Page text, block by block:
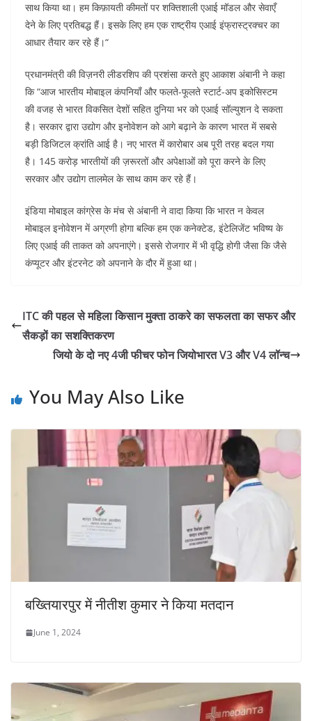
साथ किया था। हम किफ़ायती कीमतों पर शक्तिशाली एआई मॉडल और सेवाएँ
देने के लिए प्रतिबद्ध हैं। इसके लिए हम एक राष्ट्रीय एआई इंफ्रास्ट्रक्चर का
आधार तैयार कर रहे हैं।“
प्रधानमंत्री की विज़नरी लीडरशिप की प्रशंसा करते हुए आकाश अंबानी ने कहा
कि “आज भारतीय मोबाइल कंपनियाँ और फलते-फूलते स्टार्ट-अप इकोसिस्टम
की वजह से भारत विकसित देशों सहित दुनिया भर को एआई सॉल्युशन दे सकता
है। सरकार द्वारा उद्योग और इनोवेशन को आगे बढ़ाने के कारण भारत में सबसे
बड़ी डिजिटल क्रांति आई है। नए भारत में कारोबार अब पूरी तरह बदल गया
है। 145 करोड़ भारतीयों की ज़रूरतों और अपेक्षाओं को पूरा करने के लिए
सरकार और उद्योग तालमेल के साथ काम कर रहे हैं।
इंडिया मोबाइल कांग्रेस के मंच से अंबानी ने वादा किया कि भारत न केवल
मोबाइल इनोवेशन में अग्रणी होगा बल्कि हम एक कनेक्टेड, इंटेलिजेंट भविष्य के
लिए एआई की ताकत को अपनाएंगे। इससे रोजगार में भी वृद्धि होगी जैसा कि जैसे
कंप्यूटर और इंटरनेट को अपनाने के दौर में हुआ था।
ITC की पहल से महिला किसान मुक्ता ठाकरे का सफलता का सफर और
सैकड़ों का सशक्तिकरण
जियो के दो नए 4जी फीचर फोन जियोभारत V3 और V4 लॉन्च
You May Also Like
बख्तियारपुर में नीतीश कुमार ने किया मतदान
June 1, 2024